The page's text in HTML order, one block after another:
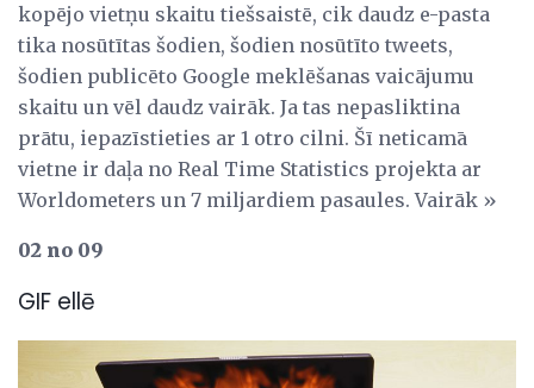
kopējo vietņu skaitu tiešsaistē, cik daudz e-pasta
tika nosūtītas šodien, šodien nosūtīto tweets,
šodien publicēto Google meklēšanas vaicājumu
skaitu un vēl daudz vairāk. Ja tas nepasliktina
prātu, iepazīstieties ar 1 otro cilni. Šī neticamā
vietne ir daļa no Real Time Statistics projekta ar
Worldometers un 7 miljardiem pasaules. Vairāk »
02 no 09
GIF ellē